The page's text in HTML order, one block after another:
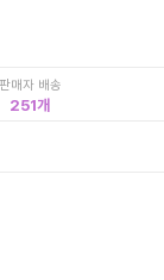
판매자 배송
251